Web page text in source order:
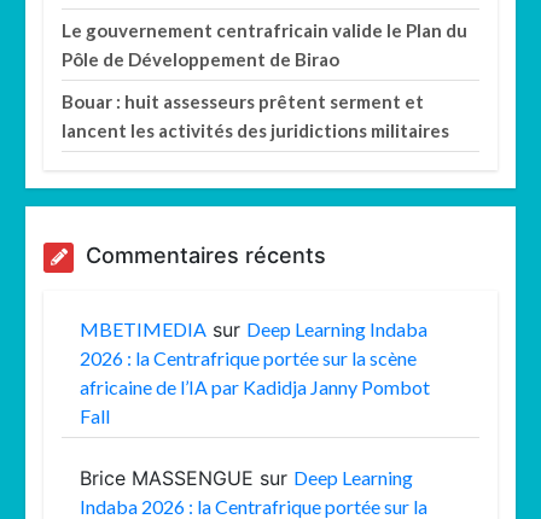
Le gouvernement centrafricain valide le Plan du
Pôle de Développement de Birao
Bouar : huit assesseurs prêtent serment et
lancent les activités des juridictions militaires
Commentaires récents
MBETIMEDIA sur Deep Learning Indaba
2026 : la Centrafrique portée sur la scène
africaine de l’IA par Kadidja Janny Pombot
Fall
Brice MASSENGUE sur Deep Learning
Indaba 2026 : la Centrafrique portée sur la